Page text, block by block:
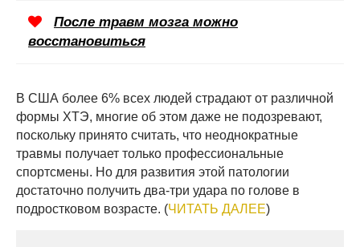
После травм мозга можно
восстановиться
В США более 6% всех людей страдают от различной
формы ХТЭ, многие об этом даже не подозревают,
поскольку принято считать, что неоднократные
травмы получает только профессиональные
спортсмены. Но для развития этой патологии
достаточно получить два-три удара по голове в
подростковом возрасте. (ЧИТАТЬ ДАЛЕЕ)